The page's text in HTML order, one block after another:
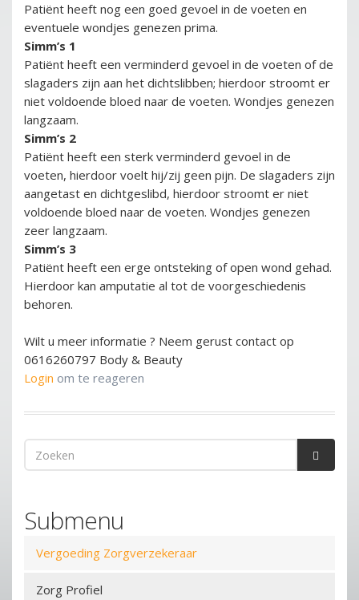
Patiënt heeft nog een goed gevoel in de voeten en
eventuele wondjes genezen prima.
Simm’s 1
Patiënt heeft een verminderd gevoel in de voeten of de
slagaders zijn aan het dichtslibben; hierdoor stroomt er
niet voldoende bloed naar de voeten. Wondjes genezen
langzaam.
Simm’s 2
Patiënt heeft een sterk verminderd gevoel in de
voeten, hierdoor voelt hij/zij geen pijn. De slagaders zijn
aangetast en dichtgeslibd, hierdoor stroomt er niet
voldoende bloed naar de voeten. Wondjes genezen
zeer langzaam.
Simm’s 3
Patiënt heeft een erge ontsteking of open wond gehad.
Hierdoor kan amputatie al tot de voorgeschiedenis
behoren.
Wilt u meer informatie ? Neem gerust contact op
0616260797 Body & Beauty
Login om te reageren
Zoekveld
Submenu
Vergoeding Zorgverzekeraar
Zorg Profiel